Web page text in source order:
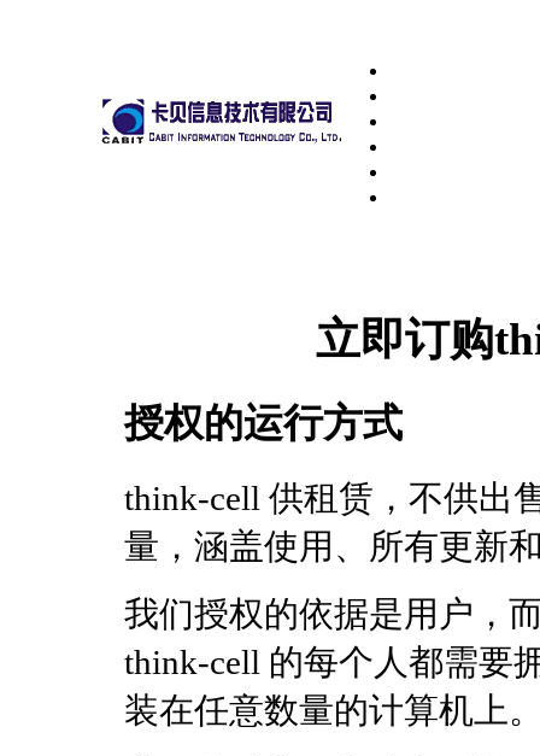
立即订购
授权的运行方式
think-cell 供租赁，不供出
量，涵盖使用、所有更新
我们授权的依据是用户，
think-cell 的每个人都需要
装在任意数量的计算机上